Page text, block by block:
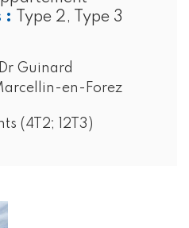
:
Type 2, Type 3
Guinard
en-Forez
(4T2; 12T3)